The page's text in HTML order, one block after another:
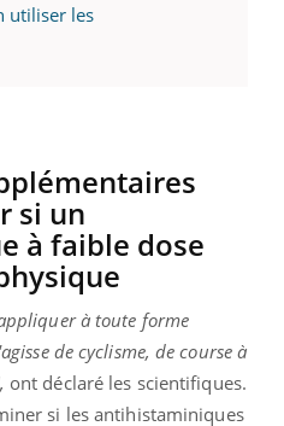
utiliser les
si un
à faible dose
à toute forme
de cyclisme, de course à
ont déclaré les scientifiques.
si les antihistaminiques